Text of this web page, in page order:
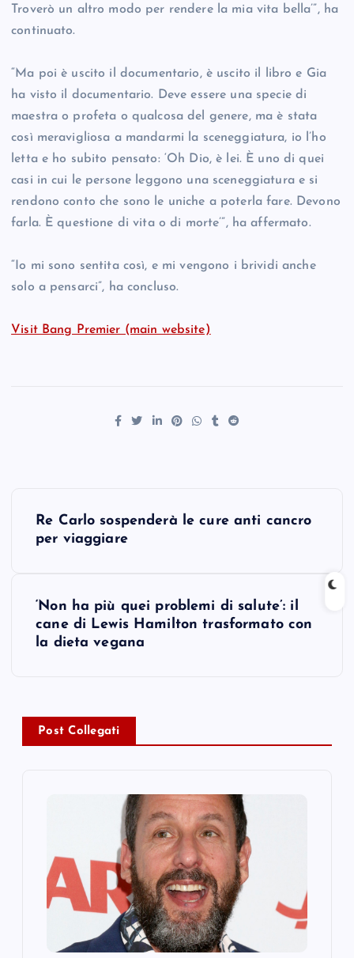
Troverò un altro modo per rendere la mia vita bella’”, ha
continuato.
“Ma poi è uscito il documentario, è uscito il libro e Gia
ha visto il documentario. Deve essere una specie di
maestra o profeta o qualcosa del genere, ma è stata
così meravigliosa a mandarmi la sceneggiatura, io l’ho
letta e ho subito pensato: ‘Oh Dio, è lei. È uno di quei
casi in cui le persone leggono una sceneggiatura e si
rendono conto che sono le uniche a poterla fare. Devono
farla. È questione di vita o di morte’”, ha affermato.
“Io mi sono sentita così, e mi vengono i brividi anche
solo a pensarci”, ha concluso.
Visit Bang Premier (main website)
v
Re Carlo sospenderà le cure anti cancro
per viaggiare
‘Non ha più quei problemi di salute’: il
cane di Lewis Hamilton trasformato con
la dieta vegana
Post Collegati